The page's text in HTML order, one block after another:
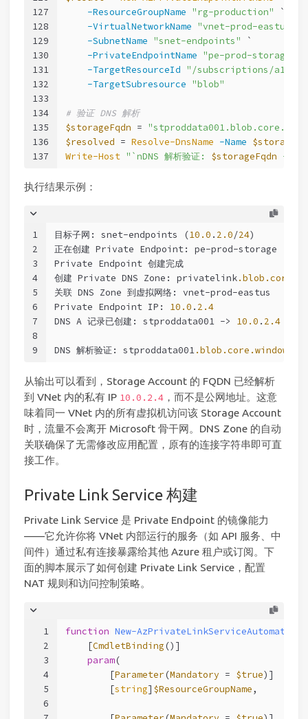
127
128
129
130
131
132
133
134
135
136
137
-ResourceGroupName "rg-production" `
-VirtualNetworkName "vnet-prod-eastus"
-SubnetName "snet-endpoints" `
-PrivateEndpointName "pe-prod-storage"
-TargetResourceId "/subscriptions/
-TargetSubresource "blob"
# 验证 DNS 解析
$storageFqdn =
$resolved = Resolve-DnsName -Name
Write-Host "`nDNS 解析验证: $storageFqdn ->
执行结果示例：
1
2
3
4
5
6
7
8
9
目标子网: snet-endpoints (10.0 . 2.0/24)
正在创建 Private Endpoint: pe-prod-storage ...
Private Endpoint 创建完成
创建 Private DNS Zone: privatelink.blob .core
关联 DNS Zone 到虚拟网络: vnet-prod-eastus
Private Endpoint IP: 10.0 . 2.4
DNS A 记录已创建: stproddata001 -> 10.0 . 2.4
DNS 解析验证: stproddata001.blob .core .windows
从输出可以看到，Storage Account 的 FQDN 已经解析
到 VNet 内的私有 IP 10.0.2.4 ，而不是公网地址。这意
味着同一 VNet 内的所有虚拟机访问该 Storage Account
时，流量不会离开 Microsoft 骨干网。DNS Zone 的自动
关联确保了无需修改应用配置，原有的连接字符串即可直
接工作。
Private Link Service 构建
Private Link Service 是 Private Endpoint 的镜像能力
——它允许你将 VNet 内部运行的服务（如 API 服务、中
间件）通过私有连接暴露给其他 Azure 租户或订阅。下
面的脚本展示了如何创建 Private Link Service，配置
NAT 规则和访问控制策略。
1
2
3
4
5
6
function New-AzPrivateLinkServiceAutomation
[CmdletBinding ()]
param(
        [
Parameter (Mandatory = $true)]
        [
string] $ResourceGroupName,